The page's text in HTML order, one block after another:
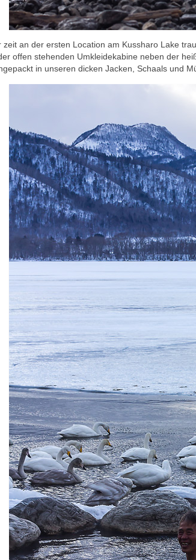
zeit an der ersten Location am Kussharo Lake
offen stehenden Umkleidekabine neben der
in unseren dicken Jacken, Schaals und